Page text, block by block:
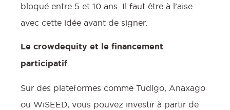
bloqué entre 5 et 10 ans. Il faut être à l’aise
avec cette idée avant de signer.
Le crowdequity et le financement
participatif
Sur des plateformes comme Tudigo, Anaxago
ou WiSEED, vous pouvez investir à partir de